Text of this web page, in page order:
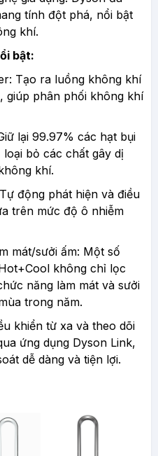
tính đột phá, nổi bật
khí.
bật:
Tạo ra luồng không khí
giúp phân phối không khí
lại 99.97% các hạt bụi
bỏ các chất gây dị
khí.
động phát hiện và điều
trên mức độ ô nhiễm
mát/sưởi ấm: Một số
không chỉ lọc
năng làm mát và sưởi
trong năm.
khiển từ xa và theo dõi
ứng dụng Dyson Link,
dễ dàng và tiện lợi.